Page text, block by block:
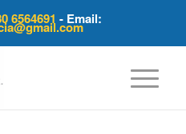
6564691 - Email: